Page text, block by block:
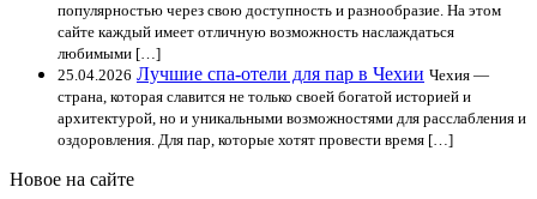
популярностью через свою доступность и разнообразие. На этом
сайте каждый имеет отличную возможность наслаждаться
любимыми […]
25.04.2026 Лучшие спа-отели для пар в Чехии Чехия —
страна, которая славится не только своей богатой историей и
архитектурой, но и уникальными возможностями для расслабления и
оздоровления. Для пар, которые хотят провести время […]
Новое на сайте